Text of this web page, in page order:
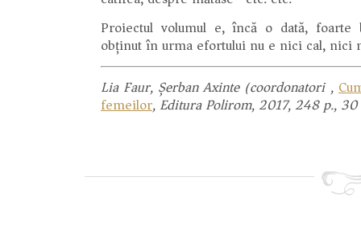
Proiectul volumul e, încă o dată,
obținut în urma efortului nu e nici cal, nici
Lia Faur, Șerban Axinte (coordonatori),
femeilor, Editura Polirom, 2017, 248 p.,